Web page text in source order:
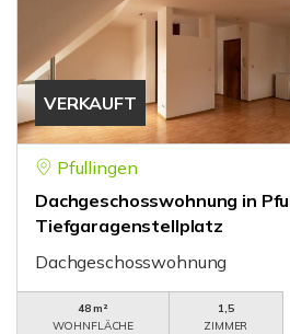
VERKAUFT
Pfullingen
Dachgeschosswohnung in
Tiefgaragenstellplatz
Dachgeschosswohnung
48 m²
WOHNFLÄCHE
1,5
ZIMMER